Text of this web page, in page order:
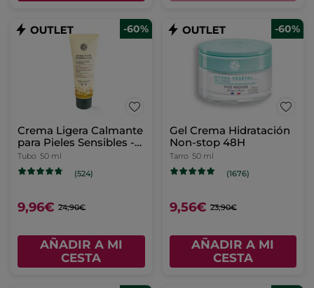
-60%
Crema Ligera Calmante
para Pieles Sensibles -
50ml
Tubo 50 ml
(524)
9,96€ 24,90€
AÑADIR A MI
CESTA
-60%
Gel Crema Hidratación
Non-stop 48H
Tarro 50 ml
(1676)
9,56€ 23,90€
AÑADIR A MI
CESTA